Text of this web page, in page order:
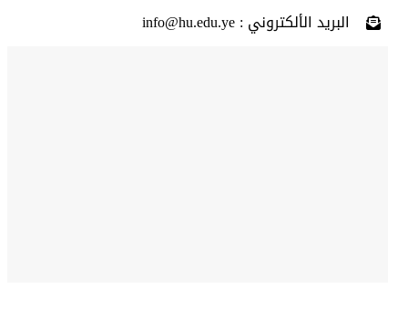
البريد الألكتروني : info@hu.edu.ye